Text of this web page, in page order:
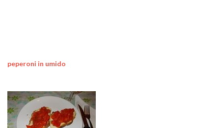
peperoni in umido